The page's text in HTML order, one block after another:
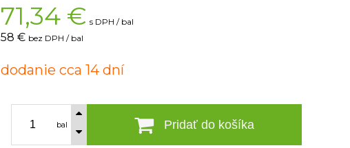
71,34 € s DPH / bal
58 € bez DPH / bal
dodanie cca 14 dní
bal Pridať do košíka